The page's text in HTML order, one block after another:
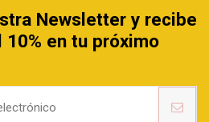
Newsletter y recibe
en tu próximo